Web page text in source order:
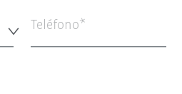
Teléfono